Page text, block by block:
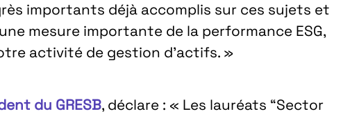
importants déjà accomplis sur ces sujets et
mesure importante de la performance ESG,
activité de gestion d’actifs. »
du GRESB, déclare : « Les lauréats “Sector